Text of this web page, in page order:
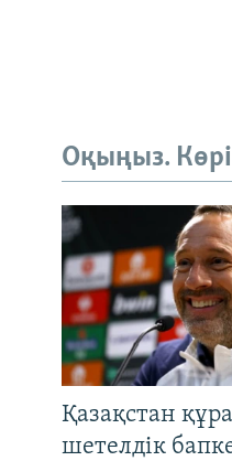
Оқыңыз.
Қазақстан
шетелдік